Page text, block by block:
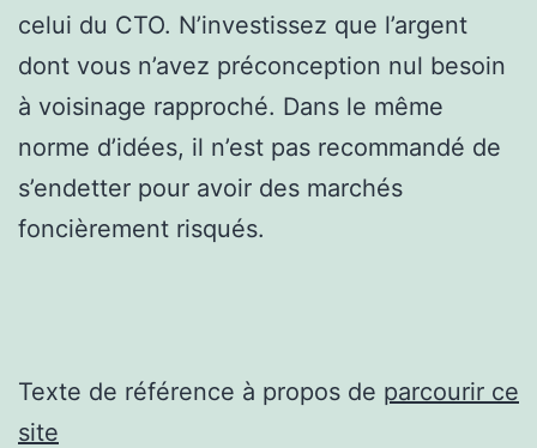
celui du CTO. N’investissez que l’argent
dont vous n’avez préconception nul besoin
à voisinage rapproché. Dans le même
norme d’idées, il n’est pas recommandé de
s’endetter pour avoir des marchés
foncièrement risqués.
Texte de référence à propos de parcourir ce
site